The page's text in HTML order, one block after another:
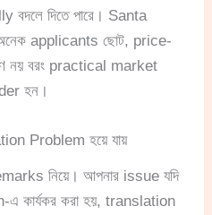
দিতে পারে। Santa
applicants ছোট, price-
নয় বরং practical market
হন।
Problem হয়ে যায়
নিয়ে। আপনার issue যদি
কার্যকর করা হয়, translation